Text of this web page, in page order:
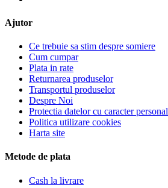
Ajutor
Ce trebuie sa stim despre somiere
Cum cumpar
Plata in rate
Returnarea produselor
Transportul produselor
Despre Noi
Protectia datelor cu caracter personal
Politica utilizare cookies
Harta site
Metode de plata
Cash la livrare